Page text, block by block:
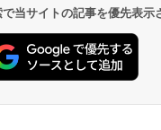
当サイトの記事を優先表示